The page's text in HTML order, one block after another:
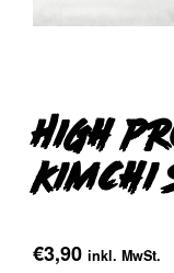
High
Kimchi
€3,90 inkl. MwSt.